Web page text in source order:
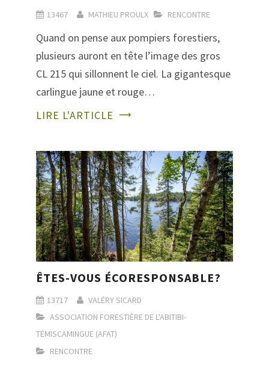
13467 MATHIEU PROULX RENCONTRE
Quand on pense aux pompiers forestiers,
plusieurs auront en tête l’image des gros
CL 215 qui sillonnent le ciel. La gigantesque
carlingue jaune et rouge…
LIRE L'ARTICLE
ÊTES-VOUS ÉCORESPONSABLE?
13717
VALÉRY SICARD
ASSOCIATION FORESTIÈRE DE L'ABITIBI-
TÉMISCAMINGUE (AFAT)
RENCONTRE